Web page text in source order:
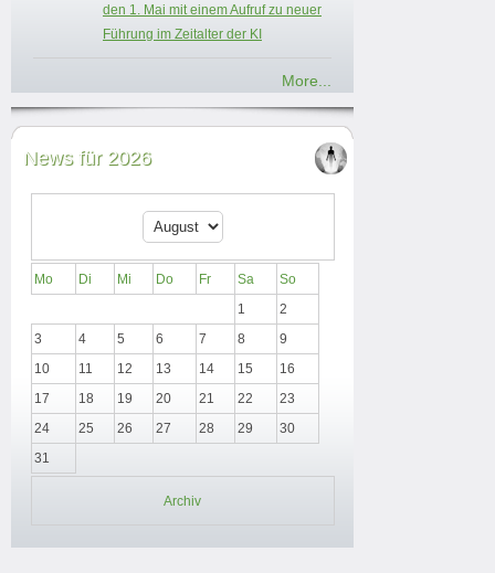
den 1. Mai mit einem Aufruf zu neuer
Führung im Zeitalter der KI
More...
News für 2026
Mo Di Mi Do Fr Sa
So
1
2
3
4 5 6 7 8
9
10
11 12 13 14 15
16
17
18 19 20 21 22
23
24
25 26 27 28 29
30
31
Archiv